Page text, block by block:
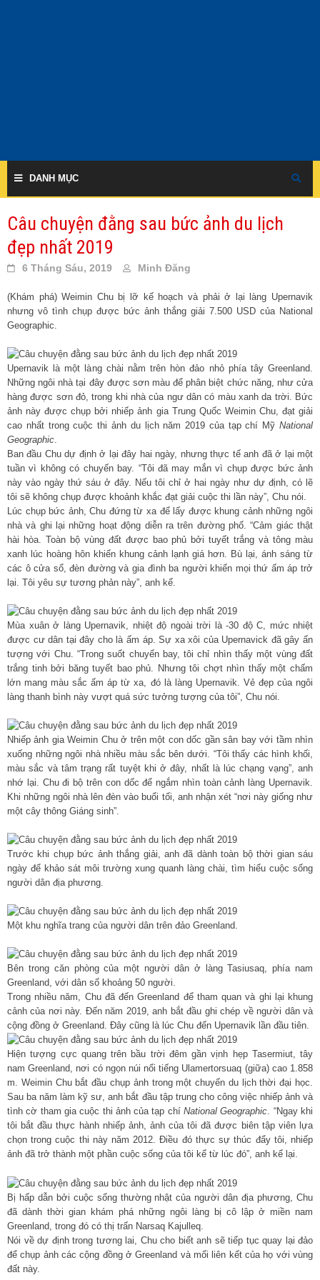
DANH MỤC
Câu chuyện đằng sau bức ảnh du lịch
đẹp nhất 2019
6 Tháng Sáu, 2019 Minh Đăng
(Khám phá) Weimin Chu bị lỡ kế hoạch và phải ở lại làng Upernavik
nhưng vô tình chụp được bức ảnh thắng giải 7.500 USD của National
Geographic.
Upernavik là một làng chài nằm trên hòn đảo nhỏ phía tây Greenland.
Những ngôi nhà tại đây được sơn màu để phân biệt chức năng, như cửa
hàng được sơn đỏ, trong khi nhà của ngư dân có màu xanh da trời. Bức
ảnh này được chụp bởi nhiếp ảnh gia Trung Quốc Weimin Chu, đạt giải
cao nhất trong cuộc thi ảnh du lịch năm 2019 của tạp chí Mỹ National
Geographic
Ban đầu Chu dự định ở lại đây hai ngày, nhưng thực tế anh đã ở lại một
tuần vì không có chuyến bay. “Tôi đã may mắn vì chụp được bức ảnh
này vào ngày thứ sáu ở đây. Nếu tôi chỉ ở hai ngày như dự định, có lẽ
tôi sẽ không chụp được khoảnh khắc đạt giải cuộc thi lần này”, Chu nói.
Lúc chụp bức ảnh, Chu đứng từ xa để lấy được khung cảnh những ngôi
nhà và ghi lại những hoạt động diễn ra trên đường phố. “Cảm giác thật
hài hòa. Toàn bộ vùng đất được bao phủ bởi tuyết trắng và tông màu
xanh lúc hoàng hôn khiến khung cảnh lạnh giá hơn. Bù lại, ánh sáng từ
các ô cửa sổ, đèn đường và gia đình ba người khiến mọi thứ ấm áp trở
lại. Tôi yêu sự tương phản này”, anh kể.
Mùa xuân ở làng Upernavik, nhiệt độ ngoài trời là -30 độ C, mức nhiệt
được cư dân tại đây cho là ấm áp. Sự xa xôi của Upernavick đã gây ấn
tượng với Chu. “Trong suốt chuyến bay, tôi chỉ nhìn thấy một vùng đất
trắng tinh bởi băng tuyết bao phủ. Nhưng tôi chợt nhìn thấy một chấm
lớn mang màu sắc ấm áp từ xa, đó là làng Upernavik. Vẻ đẹp của ngôi
làng thanh bình này vượt quá sức tưởng tượng của tôi”, Chu nói.
Nhiếp ảnh gia Weimin Chu ở trên một con dốc gần sân bay với tầm nhìn
xuống những ngôi nhà nhiều màu sắc bên dưới. “Tôi thấy các hình khối,
màu sắc và tâm trạng rất tuyệt khi ở đây, nhất là lúc chạng vạng”, anh
nhớ lại. Chu đi bộ trên con dốc để ngắm nhìn toàn cảnh làng Upernavik.
Khi những ngôi nhà lên đèn vào buổi tối, anh nhận xét “nơi này giống như
một cây thông Giáng sinh”.
Trước khi chụp bức ảnh thắng giải, anh đã dành toàn bộ thời gian sáu
ngày để khảo sát môi trường xung quanh làng chài, tìm hiểu cuộc sống
người dân địa phương.
Một khu nghĩa trang của người dân trên đảo Greenland.
Bên trong căn phòng của một người dân ở làng Tasiusaq, phía nam
Greenland, với dân số khoảng 50 người.
Trong nhiều năm, Chu đã đến Greenland để tham quan và ghi lại khung
cảnh của nơi này. Đến năm 2019, anh bắt đầu ghi chép về người dân và
cộng đồng ở Greenland. Đây cũng là lúc Chu đến Upernavik lần đầu tiên.
Hiện tượng cực quang trên bầu trời đêm gần vịnh hẹp Tasermiut, tây
nam Greenland, nơi có ngọn núi nổi tiếng Ulamertorsuaq (giữa) cao 1.858
m. Weimin Chu bắt đầu chụp ảnh trong một chuyến du lịch thời đại học.
Sau ba năm làm kỹ sư, anh bắt đầu tập trung cho công việc nhiếp ảnh và
tình cờ tham gia cuộc thi ảnh của tạp chíNational Geographic. “Ngay khi
tôi bắt đầu thực hành nhiếp ảnh, ảnh của tôi đã được biên tập viên lựa
chọn trong cuộc thi này năm 2012. Điều đó thực sự thúc đẩy tôi, nhiếp
ảnh đã trở thành một phần cuộc sống của tôi kể từ lúc đó”, anh kể lại.
Bị hấp dẫn bởi cuộc sống thường nhật của người dân địa phương, Chu
đã dành thời gian khám phá những ngôi làng bị cô lập ở miền nam
Greenland, trong đó có thị trấn Narsaq Kajulleq.
Nói về dự định trong tương lai, Chu cho biết anh sẽ tiếp tục quay lại đảo
để chụp ảnh các cộng đồng ở Greenland và mối liên kết của họ với vùng
đất này.